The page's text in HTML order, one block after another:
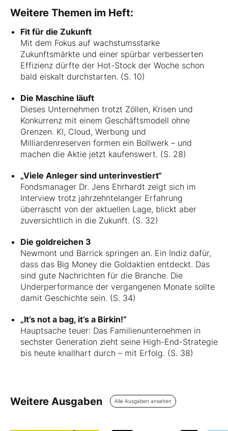
Weitere Themen im Heft:
Fit für die Zukunft
Mit dem Fokus auf wachstumsstarke
Zukunftsmärkte und einer spürbar verbesserten
Effizienz dürfte der Hot-Stock der Woche schon
bald eiskalt durchstarten. (S. 10)
Die Maschine läuft
Dieses Unternehmen trotzt Zöllen, Krisen und
Konkurrenz mit einem Geschäftsmodell ohne
Grenzen. KI, Cloud, Werbung und
Milliardenreserven formen ein Bollwerk – und
machen die Aktie jetzt kaufenswert. (S. 28)
„Viele Anleger sind unterinvestiert“
Fondsmanager Dr. Jens Ehrhardt zeigt sich im
Interview trotz jahrzehntelanger Erfahrung
überrascht von der aktuellen Lage, blickt aber
zuversichtlich in die Zukunft. (S. 32)
Die goldreichen 3
Newmont und Barrick springen an. Ein Indiz dafür,
dass das Big Money die Goldaktien entdeckt. Das
sind gute Nachrichten für die Branche. Die
Underperformance der vergangenen Monate sollte
damit Geschichte sein. (S. 34)
„It’s not a bag, it’s a Birkin!“
Hauptsache teuer: Das Familienunternehmen in
sechster Generation zieht seine High-End-Strategie
bis heute knallhart durch – mit Erfolg. (S. 38)
Weitere Ausgaben Alle Ausgaben ansehen